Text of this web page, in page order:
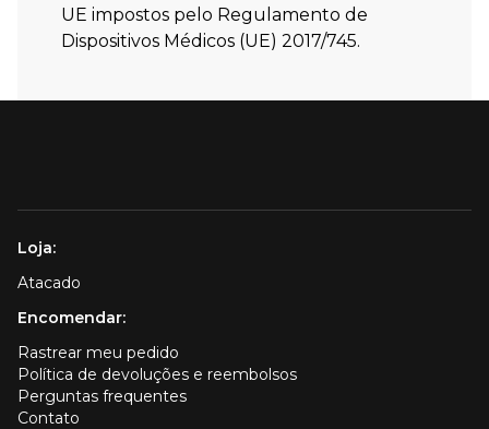
UE impostos pelo Regulamento de
Dispositivos Médicos (UE) 2017/745.
Loja:
Atacado
Encomendar:
Rastrear meu pedido
Política de devoluções e reembolsos
Perguntas frequentes
Contato